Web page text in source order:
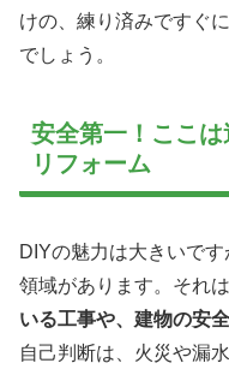
けの、練り済みですぐ
でしょう。
安全第一！ここ
リフォーム
DIYの魅力は大きいで
領域があります。それは
いる工事や、建物の安
自己判断は、火災や漏